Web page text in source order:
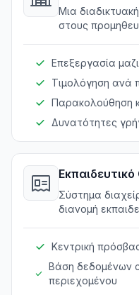
Μια
στους
Επεξεργασία
Τιμολόγηση ανά
Παρακολούθηση
Δυνατότητες
Εκπαιδευτικό
Σύστημα
διανομή
Κεντρική
Βάση δεδομένων
περιεχομένου